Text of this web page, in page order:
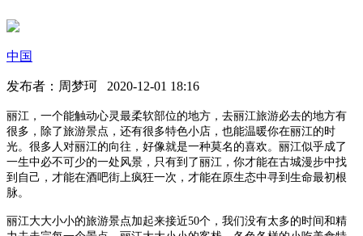
中国
发布者：周梦珂 2020-12-01 18:16
丽江，一个能触动心灵最柔软部位的地方，去丽江旅游必去的地方有
很多，除了旅游景点，还有很多特色小店，也能温暖你在丽江的时
光。很多人对丽江的向往，好像就是一种莫名的喜欢。丽江似乎成了
一生中必不可少的一处风景，只有到了丽江，你才能在古城漫步中找
到自己，才能在酒吧街上疯狂一次，才能在原生态中寻到生命最初根
脉。
丽江大大小小的旅游景点加起来接近50个，我们没有太多的时间和精